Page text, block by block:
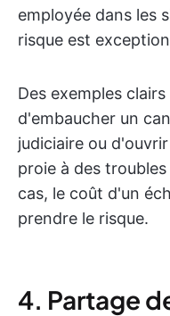
employée dans les
risque est
Des exemples
d'embaucher un
judiciaire ou
proie à des
cas, le coût d'un
prendre le risque.
4. Partage